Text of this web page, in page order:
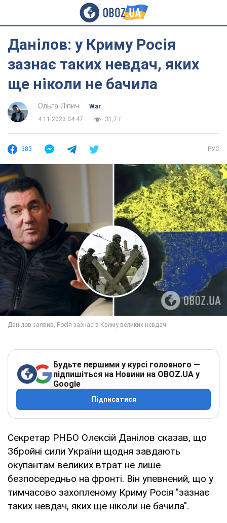
Данілов: у Криму Росія
зазнає таких невдач, яких
ще ніколи не бачила
Ольга Ліпич
War
4.11.2023 04:47
31,7 т.
383 РУС
Будьте першими у курсі головного —
підпишіться на Новини на OBOZ.UA у
Google
Підписатися
Секретар РНБО Олексій Данілов сказав, що
Збройні сили України щодня завдають
окупантам великих втрат не лише
безпосередньо на фронті. Він упевнений, що у
тимчасово захопленому Криму Росія "зазнає
таких невдач, яких ще ніколи не бачила".